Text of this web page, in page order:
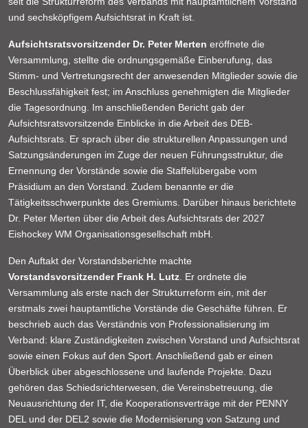
und sechsköpfigem Aufsichtsrat in Kraft ist.
Aufsichtsratsvorsitzender Dr. Peter Merten eröffnete die
Versammlung, stellte die ordnungsgemäße Einberufung, das
Stimm- und Vertretungsrecht der anwesenden Mitglieder sowie die
Beschlussfähigkeit fest; im Anschluss genehmigten die Mitglieder
die Tagesordnung. Im anschließenden Bericht gab der
Aufsichtsratsvorsitzende Einblicke in die Arbeit des DEB-
Aufsichtsrats. Er sprach über die strukturellen Anpassungen und
Satzungsänderungen im Zuge der neuen Führungsstruktur, die
Ernennung der Vorstände sowie die Staffelübergabe vom
Präsidium an den Vorstand. Zudem benannte er die
Tätigkeitsschwerpunkte des Gremiums. Darüber hinaus berichtete
Dr. Peter Merten über die Arbeit des Aufsichtsrats der 2027
Eishockey WM Organisationsgesellschaft mbH.
Den Auftakt der Vorstandsberichte machte
Vorstandsvorsitzender Frank H. Lutz . Er ordnete die
Versammlung als erste nach der Strukturreform ein, mit der
erstmals zwei hauptamtliche Vorstände die Geschäfte führen. Er
beschrieb auch das Verständnis von Professionalisierung im
Verband: klare Zuständigkeiten zwischen Vorstand und Aufsichtsrat
sowie einen Fokus auf den Sport. Anschließend gab er einen
Überblick über abgeschlossene und laufende Projekte. Dazu
gehören das Schiedsrichterwesen, die Vereinsbetreuung, die
Neuausrichtung der IT, die Kooperationsverträge mit der PENNY
DEL und der DEL2 sowie die Modernisierung von Satzung und